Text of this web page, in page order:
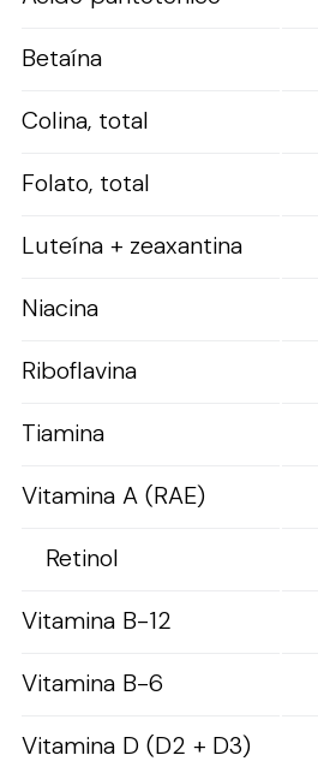
Betaína
Colina, total
Folato, total
Luteína + zeaxantina
Niacina
Riboflavina
Tiamina
Vitamina A (RAE)
Retinol
Vitamina B-12
Vitamina B-6
Vitamina D (D2 + D3)